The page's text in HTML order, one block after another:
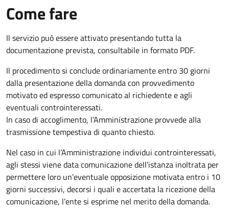
Come fare
Il servizio può essere attivato presentando tutta la
documentazione prevista, consultabile in formato PDF.
Il procedimento si conclude ordinariamente entro 30 giorni
dalla presentazione della domanda con provvedimento
motivato ed espresso comunicato al richiedente e agli
eventuali controinteressati.
In caso di accoglimento, l’Amministrazione provvede alla
trasmissione tempestiva di quanto chiesto.
Nel caso in cui l’Amministrazione individui controinteressati,
agli stessi viene data comunicazione dell’istanza inoltrata per
permettere loro un’eventuale opposizione motivata entro i 10
giorni successivi, decorsi i quali e accertata la ricezione della
comunicazione, l’ente si esprime nel merito della domanda.